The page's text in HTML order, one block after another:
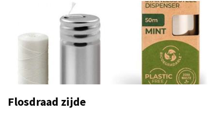
Flosdraad zijde